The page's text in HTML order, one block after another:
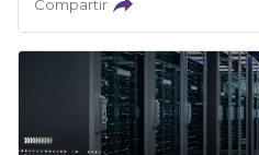
Compartir